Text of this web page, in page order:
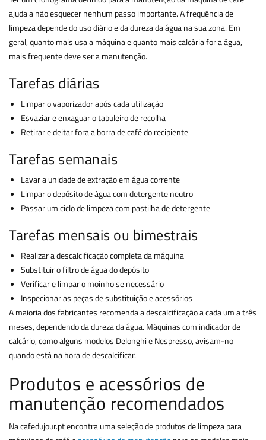
ajuda a não esquecer nenhum passo importante. A frequência de
limpeza depende do uso diário e da dureza da água na sua zona. Em
geral, quanto mais usa a máquina e quanto mais calcária for a água,
mais frequente deve ser a manutenção.
Tarefas diárias
Limpar o vaporizador após cada utilização
Esvaziar e enxaguar o tabuleiro de recolha
Retirar e deitar fora a borra de café do recipiente
Tarefas semanais
Lavar a unidade de extração em água corrente
Limpar o depósito de água com detergente neutro
Passar um ciclo de limpeza com pastilha de detergente
Tarefas mensais ou bimestrais
Realizar a descalcificação completa da máquina
Substituir o filtro de água do depósito
Verificar e limpar o moinho se necessário
Inspecionar as peças de substituição e acessórios
A maioria dos fabricantes recomenda a descalcificação a cada um a três
meses, dependendo da dureza da água. Máquinas com indicador de
calcário, como alguns modelos Delonghi e Nespresso, avisam-no
quando está na hora de descalcificar.
Produtos e acessórios de
manutenção recomendados
Na cafedujour.pt encontra uma seleção de produtos de limpeza para